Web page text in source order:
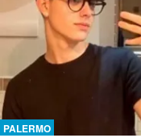
PALERMO